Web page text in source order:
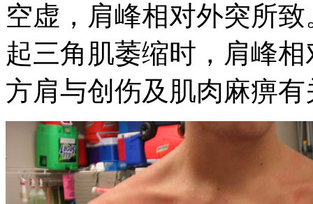
空虚，肩峰相对外突所
起三角肌萎缩时，肩峰
方肩与创伤及肌肉麻痹有